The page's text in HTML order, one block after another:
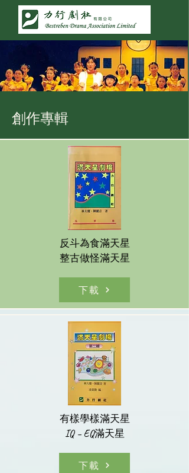
創作專輯
反斗為食滿天星
整古做怪滿天星
下載
有樣學樣滿天星
IQ – EQ滿天星
下載